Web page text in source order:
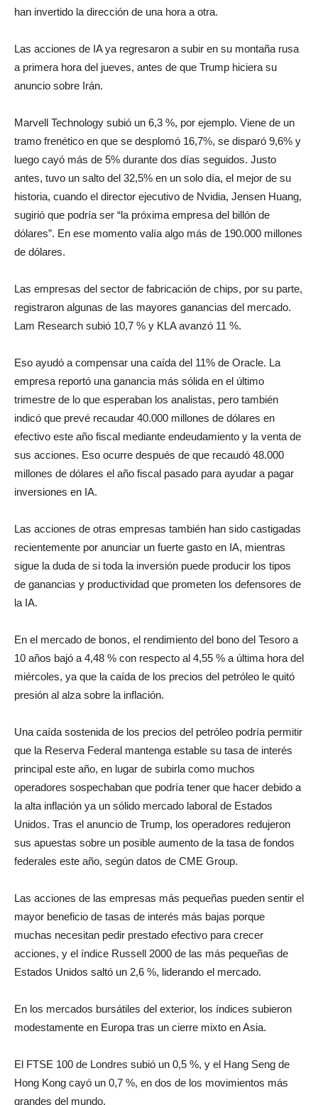
han invertido la dirección de una hora a otra.
Las acciones de IA ya regresaron a subir en su montaña rusa
a primera hora del jueves, antes de que Trump hiciera su
anuncio sobre Irán.
Marvell Technology subió un 6,3 %, por ejemplo. Viene de un
tramo frenético en que se desplomó 16,7%, se disparó 9,6% y
luego cayó más de 5% durante dos días seguidos. Justo
antes, tuvo un salto del 32,5% en un solo día, el mejor de su
historia, cuando el director ejecutivo de Nvidia, Jensen Huang,
sugirió que podría ser “la próxima empresa del billón de
dólares”. En ese momento valía algo más de 190.000 millones
de dólares.
Las empresas del sector de fabricación de chips, por su parte,
registraron algunas de las mayores ganancias del mercado.
Lam Research subió 10,7 % y KLA avanzó 11 %.
Eso ayudó a compensar una caída del 11% de Oracle. La
empresa reportó una ganancia más sólida en el último
trimestre de lo que esperaban los analistas, pero también
indicó que prevé recaudar 40.000 millones de dólares en
efectivo este año fiscal mediante endeudamiento y la venta de
sus acciones. Eso ocurre después de que recaudó 48.000
millones de dólares el año fiscal pasado para ayudar a pagar
inversiones en IA.
Las acciones de otras empresas también han sido castigadas
recientemente por anunciar un fuerte gasto en IA, mientras
sigue la duda de si toda la inversión puede producir los tipos
de ganancias y productividad que prometen los defensores de
la IA.
En el mercado de bonos, el rendimiento del bono del Tesoro a
10 años bajó a 4,48 % con respecto al 4,55 % a última hora del
miércoles, ya que la caída de los precios del petróleo le quitó
presión al alza sobre la inflación.
Una caída sostenida de los precios del petróleo podría permitir
que la Reserva Federal mantenga estable su tasa de interés
principal este año, en lugar de subirla como muchos
operadores sospechaban que podría tener que hacer debido a
la alta inflación ya un sólido mercado laboral de Estados
Unidos. Tras el anuncio de Trump, los operadores redujeron
sus apuestas sobre un posible aumento de la tasa de fondos
federales este año, según datos de CME Group.
Las acciones de las empresas más pequeñas pueden sentir el
mayor beneficio de tasas de interés más bajas porque
muchas necesitan pedir prestado efectivo para crecer
acciones, y el índice Russell 2000 de las más pequeñas de
Estados Unidos saltó un 2,6 %, liderando el mercado.
En los mercados bursátiles del exterior, los índices subieron
modestamente en Europa tras un cierre mixto en Asia.
El FTSE 100 de Londres subió un 0,5 %, y el Hang Seng de
Hong Kong cayó un 0,7 %, en dos de los movimientos más
grandes del mundo.